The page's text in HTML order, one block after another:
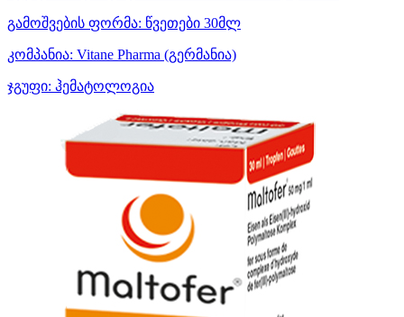
გამოშვების ფორმა: წვეთები 30მლ
კომპანია: Vitane Pharma (გერმანია)
ჯგუფი: ჰემატოლოგია